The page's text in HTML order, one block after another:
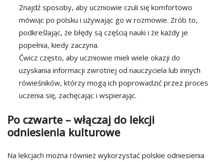
Znajdź sposoby, aby uczniowie czuli się komfortowo
mówiąc po polsku i używając go w rozmowie. Zrób to,
podkreślając, że błędy są częścią nauki i że każdy je
popełnia, kiedy zaczyna.
Ćwicz często, aby uczniowie mieli wiele okazji do
uzyskania informacji zwrotnej od nauczyciela lub innych
rówieśników, którzy mogą ich poprowadzić przez proces
uczenia się, zachęcając i wspierając.
Po czwarte – włączaj do lekcji
odniesienia kulturowe
Na lekcjach można również wykorzystać polskie odniesienia